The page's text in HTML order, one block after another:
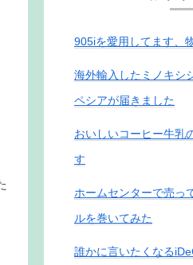
905iを愛用してます、
海外輸入したミノキシ
ペシアが届きました
おいしいコーヒー牛乳
す
ホームセンターで売っ
ルを巻いてみた
誰かに言いたくなる